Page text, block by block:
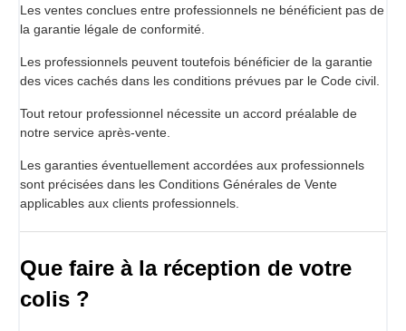
Les ventes conclues entre professionnels ne bénéficient pas de
la garantie légale de conformité.
Les professionnels peuvent toutefois bénéficier de la garantie
des vices cachés dans les conditions prévues par le Code civil.
Tout retour professionnel nécessite un accord préalable de
notre service après-vente.
Les garanties éventuellement accordées aux professionnels
sont précisées dans les Conditions Générales de Vente
applicables aux clients professionnels.
Que faire à la réception de votre
colis ?